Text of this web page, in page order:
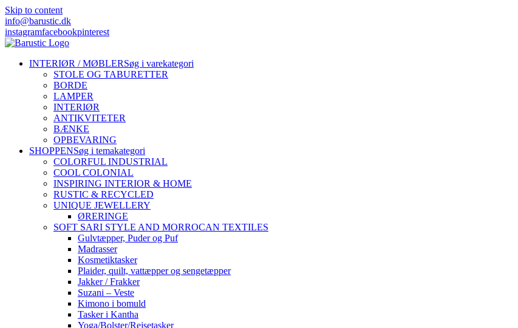
Skip to content
info@barustic.dk
instagramfacebookpinterest
INTERIØR / MØBLERSøg i varekategori
STOLE OG TABURETTER
BORDE
LAMPER
INTERIØR
ANTIKVITETER
BÆNKE
OPBEVARING
SHOPPENSøg i temakategori
COLORFUL INDUSTRIAL
COOL COLONIAL
INSPIRING INTERIOR & HOME
RUSTIC & RECYCLED
UNIQUE JEWELLERY
ØRERINGE
SOFT SARI STYLE AND MORROCAN TEXTILES
Gulvtæpper, Puder og Puf
Madrasser
Kosmetiktasker
Plaider, quilt, vattæpper og sengetæpper
Jakker / Frakker
Suzani – Veste
Kimono i bomuld
Tasker i Kantha
Yoga/Bolster/Rejsetasker